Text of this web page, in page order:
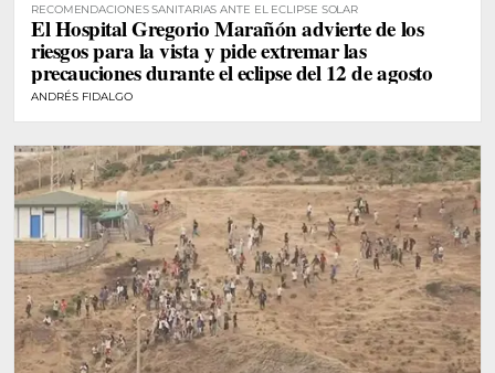
RECOMENDACIONES SANITARIAS ANTE EL ECLIPSE SOLAR
El Hospital Gregorio Marañón advierte de los
riesgos para la vista y pide extremar las
precauciones durante el eclipse del 12 de agosto
ANDRÉS FIDALGO